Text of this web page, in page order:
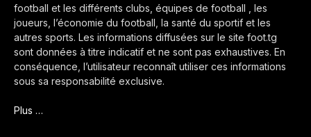
football et les différents clubs, équipes de football , les
joueurs, l’économie du football, la santé du sportif et les
autres sports. Les informations diffusées sur le site foot.tg
sont données à titre indicatif et ne sont pas exhaustives. En
conséquence, l’utilisateur reconnaît utiliser ces informations
sous sa responsabilité exclusive.
Plus …